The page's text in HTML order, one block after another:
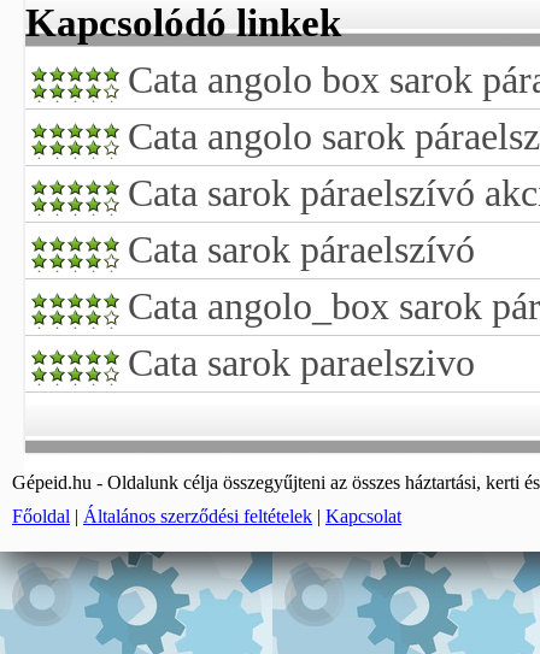
Kapcsolódó linkek
Cata angolo box sarok
Cata angolo sarok
Cata sarok páraelszívó
Cata sarok páraelszívó
Cata angolo_box sarok
Cata sarok paraelszivo
Gépeid.hu - Oldalunk célja összegyűjteni az összes háztartási, kerti
Főoldal | Általános szerződési feltételek | Kapcsolat